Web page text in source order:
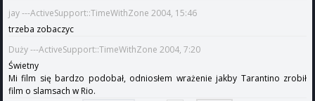
jay ---ActiveSupport::TimeWithZone 2004, 15:46
trzeba zobaczyc
Duży ---ActiveSupport::TimeWithZone 2004, 7:20
Świetny
Mi film się bardzo podobał, odniosłem wrażenie jakby Tarantino zrobił
film o slamsach w Rio.